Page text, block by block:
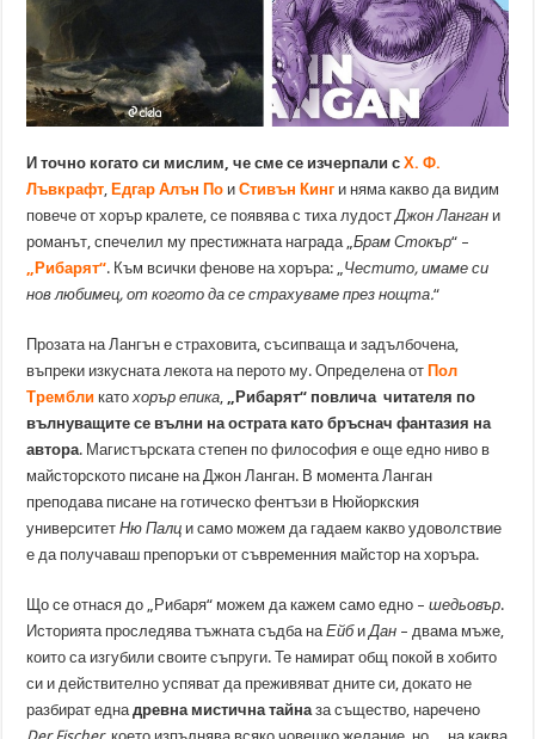
И точно когато си мислим, че сме се изчерпали с Х. Ф.
Лъвкрафт, Едгар Алън По иСтивън Кинг и няма какво да видим
повече от хорър кралете, се появява с тиха лудостДжон Ланган и
романът, спечелил му престижната награда „Брам Стокър“ –
„Рибарят“. Към всички фенове на хоръра: „Честито, имаме си
нов любимец, от когото да се страхуваме през нощта.“
Прозата на Лангън е страховита, съсипваща и задълбочена,
въпреки изкусната лекота на перото му. Определена от Пол
Трембли катохорър епика, „Рибарят“ повлича читателя по
вълнуващите се вълни на острата като бръснач фантазия на
автора. Магистърската степен по философия е още едно ниво в
майсторското писане на Джон Ланган. В момента Ланган
преподава писане на готическо фентъзи в Нюйоркския
университетНю Палц и само можем да гадаем какво удоволствие
е да получаваш препоръки от съвременния майстор на хоръра.
Що се отнася до „Рибаря“ можем да кажем само едно –шедьовър.
Историята проследява тъжната съдба наЕйбиДан – двама мъже,
които са изгубили своите съпруги. Те намират общ покой в хобито
си и действително успяват да преживяват дните си, докато не
разбират еднадревна мистична тайназа същество, наречено